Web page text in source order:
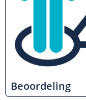
Beoordeling